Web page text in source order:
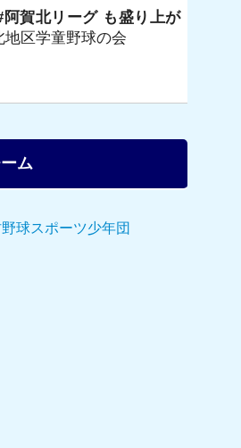
賀北リーグ も盛り上が
地区学童野球の会
ム
球スポーツ少年団